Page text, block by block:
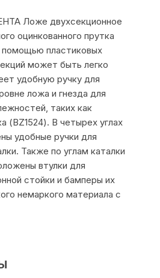
Ложе двухсекционное
оцинкованного прутка
помощью пластиковых
может быть легко
удобную ручку для
ложа и гнезда для
таких как
(BZ1524). В четырех углах
удобные ручки для
Также по углам каталки
втулки для
стойки и бамперы их
немаркого материала с